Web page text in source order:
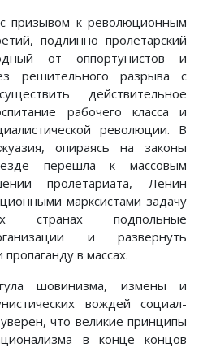
призывом к революционным
подлинно пролетарский
от оппортунистов и
решительного разрыва с
действительное
рабочего класса и
революции. В
опираясь на законы
перешла к массовым
пролетариата, Ленин
марксистами задачу
подпольные
и развернуть
в массах.
шовинизма, измены и
вождей социал-
что великие принципы
в конце концов